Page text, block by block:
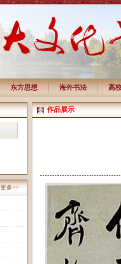
东方思想 海外书法 高
更多>>
作品展示